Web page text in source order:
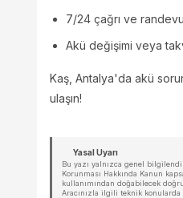
7/24 çağrı ve randevu
Akü değişimi veya
Kaş, Antalya'da akü
ulaşın!
Yasal Uyarı
Bu yazı yalnızca genel
Korunması Hakkında Kanun
kullanımından doğabilecek
Aracınızla ilgili teknik